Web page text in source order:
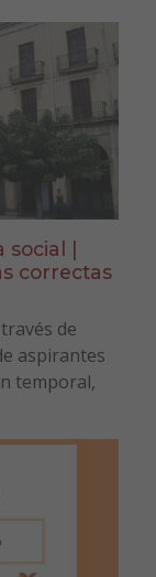
social |
correctas
de
aspirantes
temporal,